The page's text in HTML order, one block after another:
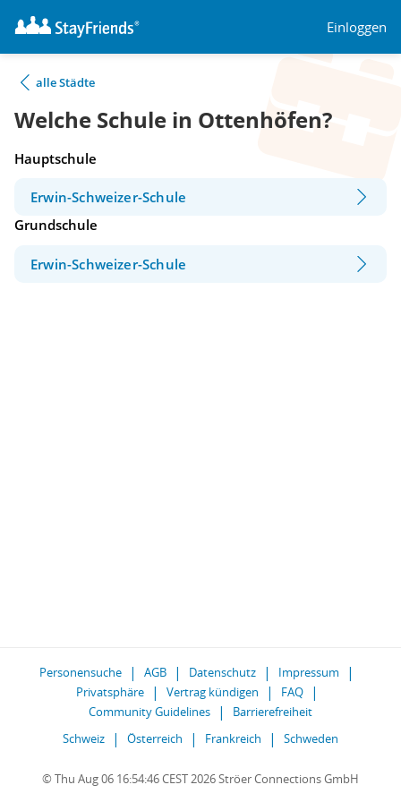
Einloggen
alle Städte
Welche Schule in Ottenhöfen?
Hauptschule
Erwin-Schweizer-Schule
Grundschule
Erwin-Schweizer-Schule
Personensuche AGB Datenschutz
Impressum
Privatsphäre
Vertrag kündigen
FAQ
Community Guidelines
Barrierefreiheit
Schweiz
Österreich Frankreich Schweden
© Thu Aug 06 16:54:46 CEST 2026 Ströer Connections GmbH